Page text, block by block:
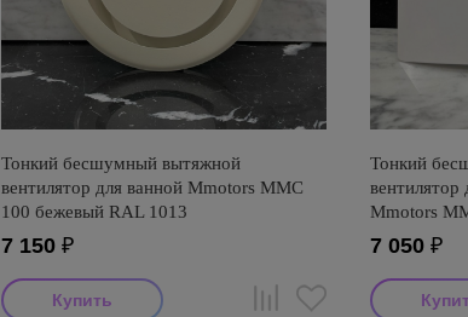
Тонкий бесшумный вытяжной
вентилятор для ванной Mmotors ММC
100 бежевый RAL 1013
7 150 ₽
Тонкий
вентилятор
Mmotors
7 050₽